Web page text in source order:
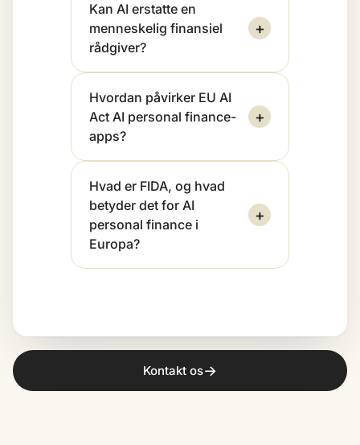
Kan AI erstatte en
menneskelig finansiel
rådgiver?
+
Hvordan påvirker EU AI
Act AI personal finance-
apps?
+
Hvad er FIDA, og hvad
betyder det for AI
personal finance i
Europa?
+
Kontakt os→